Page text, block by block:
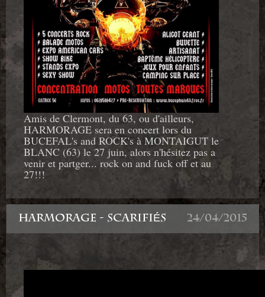
Amis de Clermont, du 63, ou d'ailleurs,
HARMORAGE sera en concert lors du
BUCEFAL's and ROCK's à MONTAIGUT le
BLANC (63) le 27 juin, alors n'hésitez pas a
venir et partger... rock on and fuck off et au
27!!!
HARMORAGE - SCARIFIÉS 24/04/2015